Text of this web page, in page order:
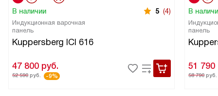
В наличии 5 (4)
Индукционная варочная
панель
Kuppersberg ICI 616
47 800 руб.
52 590 руб. -9%
В
панель
51 790
58 790руб.